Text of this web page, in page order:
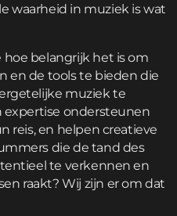
waarheid in muziek is wat
belangrijk het is om
en de tools te bieden die
muziek te
expertise ondersteunen
reis, en helpen creatieve
die de tand des
te verkennen en
raakt? Wij zijn er om dat